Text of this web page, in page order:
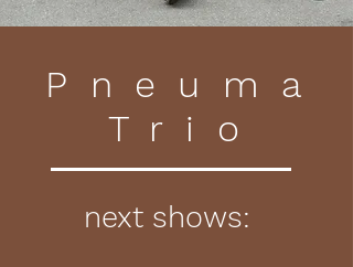
Pneuma
Trio
next shows: